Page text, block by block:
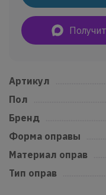
Артикул
Пол
Бренд
Форма оправы
Материал оправ
Тип оправ